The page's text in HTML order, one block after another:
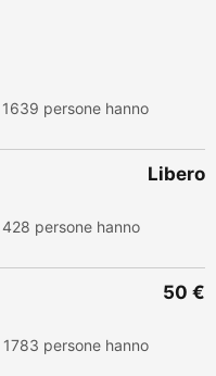
1639 persone hanno
428 persone hanno
Libero
1783 persone hanno
50 €